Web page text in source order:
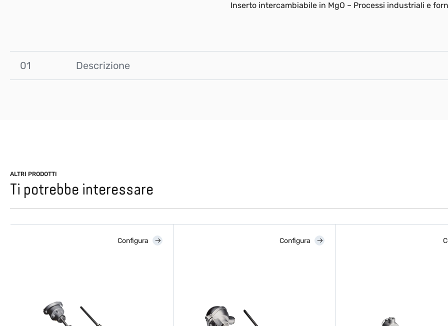
Inserto intercambiabile in MgO – Processi industriali e
01 Descrizione
ALTRI PRODOTTI
Ti potrebbe interessare
Configura Configura